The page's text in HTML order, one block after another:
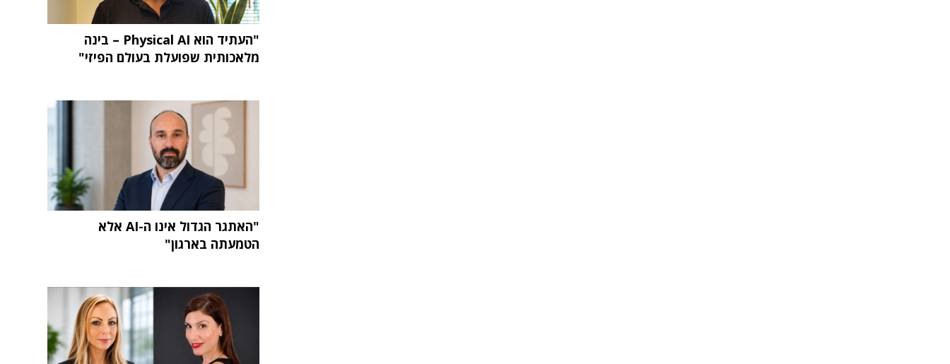
"העתיד הוא Physical AI – בינה
מלאכותית שפועלת בעולם הפיזי"
"האתגר הגדול אינו ה-AI אלא
הטמעתה בארגון"